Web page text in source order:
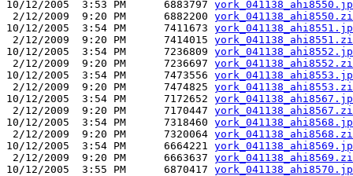
10/12/2005  3:53 PM      6883797
2/12/2009  9:20 PM      6882200
10/12/2005  3:54 PM      7411673
2/12/2009  9:20 PM      7414015
10/12/2005  3:54 PM      7236809
2/12/2009  9:20 PM      7236697
10/12/2005  3:54 PM      7473556
2/12/2009  9:20 PM      7474825
10/12/2005  3:54 PM      7172652
2/12/2009  9:20 PM      7170447
10/12/2005  3:54 PM      7318460
2/12/2009  9:20 PM      7320064
10/12/2005  3:54 PM      6664221
2/12/2009  9:20 PM      6663637
10/12/2005  3:55 PM      6870417